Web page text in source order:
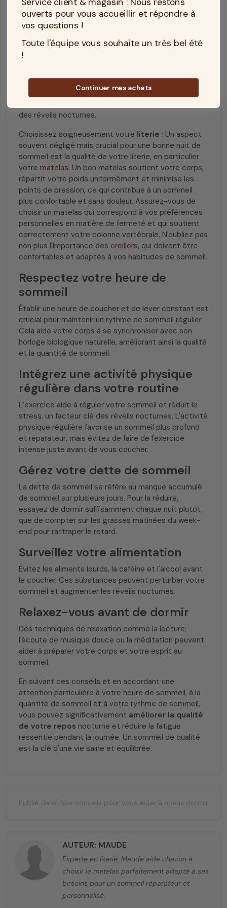
VOTRE SOMMEIL
Optimiser la qualité de son sommeil est essentiel
pour réduire la fatigue au quotidien et améliorer son
vous aider àmieux dormiret à gérer efficacement
les aspects clés de votre sommeil, tels que l'heure
des réveils nocturnes.
Choisissez soigneusement votre literie : Un aspect
souvent négligé mais crucial pour une bonne nuit de
sommeil est la qualité de votre literie, en particulier
votre matelas. Un bon matelas soutient votre corps,
répartit votre poids uniformément et minimise les
points de pression, ce qui contribue à un sommeil
plus confortable et sans douleur. Assurez-vous de
choisir un matelas qui correspond à vos préférences
personnelles en matière de fermeté et qui soutient
correctement votre colonne vertébrale. N'oubliez pas
non plus l'importance des oreillers, qui doivent être
confortables et adaptés à vos habitudes de sommeil.
Respectez votre heure de
sommeil
Établir une heure de coucher et de lever constant est
crucial pour maintenir un rythme de sommeil régulier.
Cela aide votre corps à se synchroniser avec son
horloge biologique naturelle, améliorant ainsi la qualité
et la quantité de sommeil.
Intégrez une activité physique
régulière dans votre routine
L’exercice aide à réguler votre sommeil et réduit le
stress, un facteur clé des réveils nocturnes. L'activité
physique régulière favorise un sommeil plus profond
et réparateur, mais évitez de faire de l'exercice
intense juste avant de vous coucher.
Gérez votre dette de sommeil
La dette de sommeil se réfère au manque accumulé
de sommeil sur plusieurs jours. Pour la réduire,
essayez de dormir suffisamment chaque nuit plutôt
que de compter sur les grasses matinées du week-
end pour rattraper le retard.
Surveillez votre alimentation
Évitez les aliments lourds, la caféine et l'alcool avant
le coucher. Ces substances peuvent perturber votre
sommeil et augmenter les réveils nocturnes.
Relaxez-vous avant de dormir
Des techniques de relaxation comme la lecture,
l'écoute de musique douce ou la méditation peuvent
aider à préparer votre corps et votre esprit au
sommeil.
En suivant ces conseils et en accordant une
attention particulière à votre heure de sommeil, à la
quantité de sommeil et à votre rythme de sommeil,
vous pouvez significativement améliorer la qualité
de votre repos nocturne et réduire la fatigue
ressentie pendant la journée. Un sommeil de qualité
est la clé d'une vie saine et équilibrée.
Publié dans: Nos conseils pour vous aider à mieux dormir
AUTEUR: MAUDE
Experte en literie, Maude aide chacun à
choisir le matelas parfaitement adapté à ses
besoins pour un sommeil réparateur et
personnalisé.
ouverts pour vous accueillir et répondre à
vos questions !
Toute l'équipe vous souhaite un très bel été
!
Continuer mes achats